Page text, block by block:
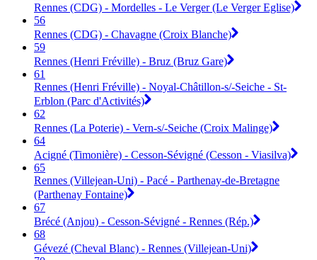
Rennes (CDG) - Mordelles - Le Verger (Le Verger Eglise)
56
Rennes (CDG) - Chavagne (Croix Blanche)
59
Rennes (Henri Fréville) - Bruz (Bruz Gare)
61
Rennes (Henri Fréville) - Noyal-Châtillon-s/-Seiche - St-
Erblon (Parc d'Activités)
62
Rennes (La Poterie) - Vern-s/-Seiche (Croix Malinge)
64
Acigné (Timonière) - Cesson-Sévigné (Cesson - Viasilva)
65
Rennes (Villejean-Uni) - Pacé - Parthenay-de-Bretagne
(Parthenay Fontaine)
67
Brécé (Anjou) - Cesson-Sévigné - Rennes (Rép.)
68
Gévezé (Cheval Blanc) - Rennes (Villejean-Uni)